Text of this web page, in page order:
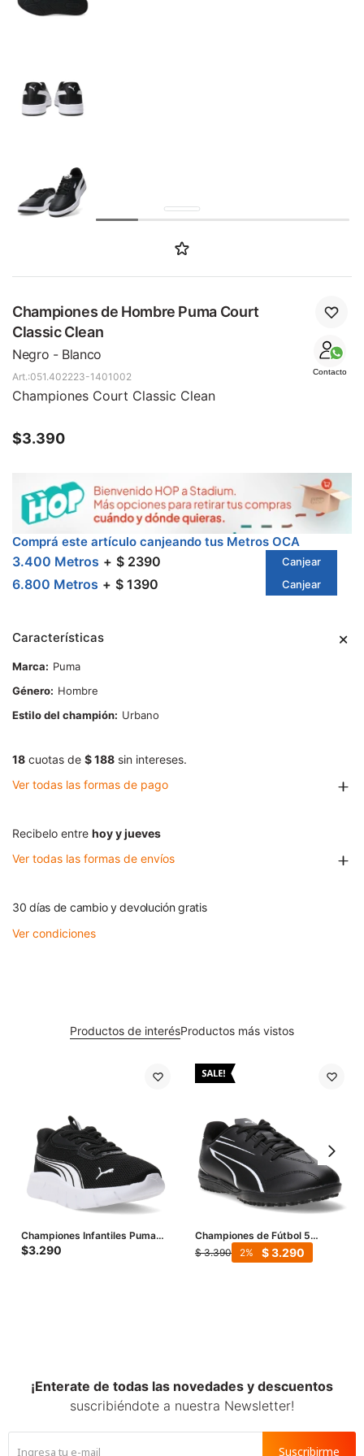
Championes de Hombre Puma Court
Classic Clean
Negro - Blanco
Contacto
051.402223-1401002
Championes Court Classic Clean
$3.390
Comprá este artículo canjeando tus Metros OCA
3.400 Metros $ 2390 Canjear
6.800 Metros $ 1390 Canjear
Características
Marca
Puma
Género
Hombre
Estilo del champión
Urbano
18 cuotas de $ 188 sin intereses.
Ver todas las formas de pago
Recibelo entre hoy y jueves
Ver todas las formas de envíos
30 días de cambio y devolución gratis
Ver condiciones
Productos de interésProductos más vistos
Championes Infantiles Puma
Flexfocus Modern - Negro
$3.290
Championes de Fútbol 5
Infantiles Puma Vitoria TT -
Negro - Blanco
$ 3.390 $3.290
2
¡Enterate de todas las novedades y descuentos
suscribiéndote a nuestra Newsletter!
Suscribirme